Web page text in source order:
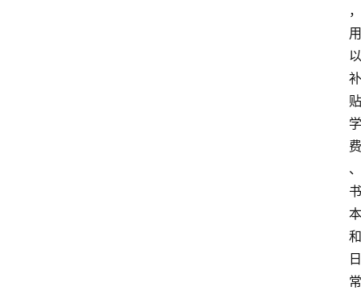
，
用
以
补
贴
学
费
、
书
本
和
日
常